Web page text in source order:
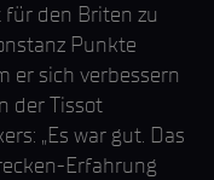
den Briten zu
Punkte
er sich verbessern
der Tissot
„Es war gut. Das
Erfahrung